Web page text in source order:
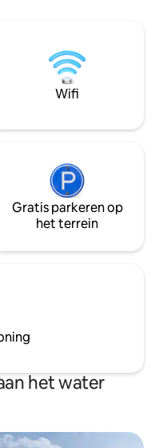
eten en te
kinderspeelpark,
voldoende
buurt.
Wifi
Gratis parkeren op
het terrein
het water